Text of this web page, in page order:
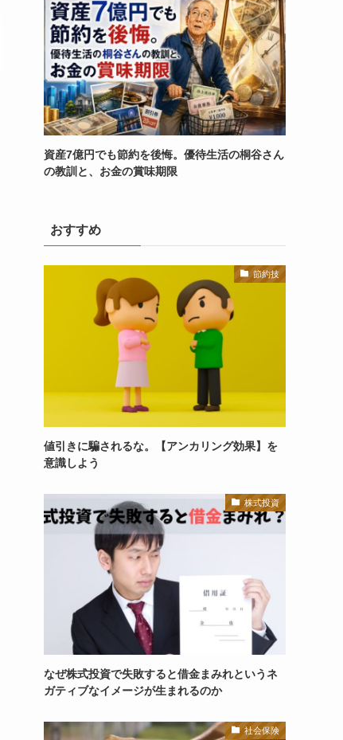
資産7億円でも節約を後悔。優待生活の桐谷さん
の教訓と、お金の賞味期限
おすすめ
節約技
値引きに騙されるな。【アンカリング効果】を
意識しよう
株式投資
なぜ株式投資で失敗すると借金まみれというネ
ガティブなイメージが生まれるのか
社会保険